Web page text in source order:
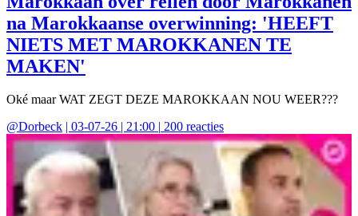
na Marokkaanse overwinning: 'HEEFT
NIETS MET MAROKKANEN TE
MAKEN'
Oké maar WAT ZEGT DEZE MAROKKAAN NOU WEER???
@Dorbeck 03-07-26 | 21:00 200 reacties